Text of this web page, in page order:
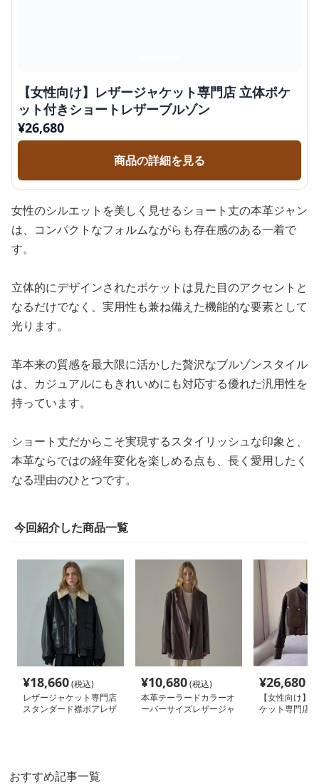
【女性向け】レザージャケット専門店 立体ポケ
ット付きショートレザーブルゾン
¥26,680
商品の詳細を見る
女性のシルエットを美しく見せるショート丈の本革ジャン
は、コンパクトなフォルムながらも存在感のある一着で
す。
立体的にデザインされたポケットは見た目のアクセントと
なるだけでなく、実用性も兼ね備えた機能的な要素として
光ります。
革本来の質感を最大限に活かした贅沢なブルゾンスタイル
は、カジュアルにもきれいめにも対応する優れた汎用性を
持っています。
ショート丈だからこそ実現するスタイリッシュな印象と、
本革ならではの経年変化を楽しめる点も、長く愛用したく
なる理由のひとつです。
今回紹介した商品一覧
¥18,660(税込)
レザージャケット専門店
スタンダード襟ボアレザ
¥10,680(税込)
本革テーラードカラーオ
ーバーサイズレザージャ
¥26,680
【女性向け】
ケット専門店
おすすめ記事一覧